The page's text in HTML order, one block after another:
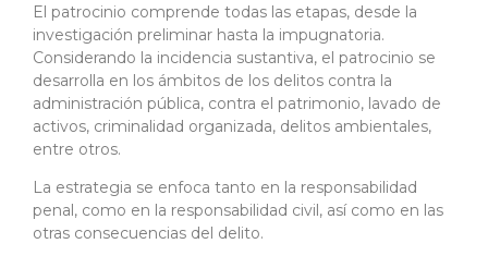
El patrocinio comprende todas las etapas, desde la
investigación preliminar hasta la impugnatoria.
Considerando la incidencia sustantiva, el patrocinio se
desarrolla en los ámbitos de los delitos contra la
administración pública, contra el patrimonio, lavado de
activos, criminalidad organizada, delitos ambientales,
entre otros.
La estrategia se enfoca tanto en la responsabilidad
penal, como en la responsabilidad civil, así como en las
otras consecuencias del delito.